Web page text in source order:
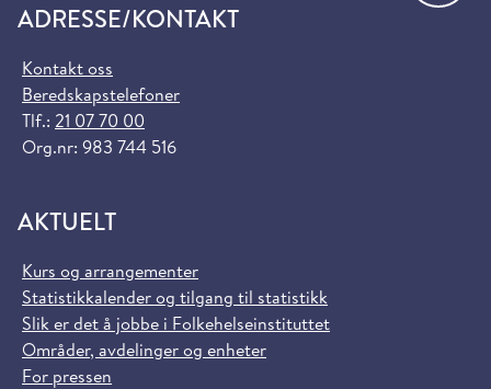
ADRESSE/KONTAKT
Kontakt oss
Beredskapstelefoner
Tlf.: 21 07 70 00
Org.nr: 983 744 516
AKTUELT
Kurs og arrangementer
Statistikkalender og tilgang til statistikk
Slik er det å jobbe i Folkehelseinstituttet
Områder, avdelinger og enheter
For pressen